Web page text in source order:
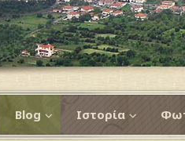
Blog Ιστορία